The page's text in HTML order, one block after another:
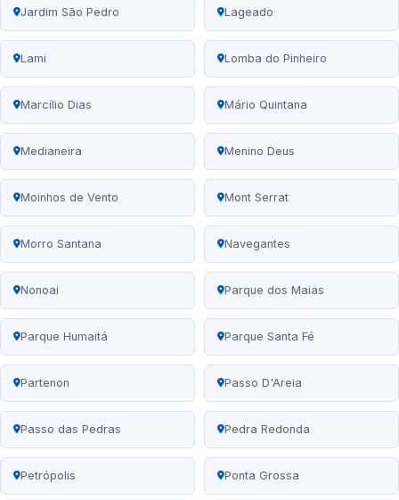
Jardim São Pedro Lageado
Lami Lomba do Pinheiro
Marcílio Dias Mário Quintana
Medianeira Menino Deus
Moinhos de Vento Mont Serrat
Morro Santana Navegantes
Nonoai Parque dos Maias
Parque Humaitá Parque Santa Fé
Partenon Passo D'Areia
Passo das Pedras Pedra Redonda
Petrópolis Ponta Grossa